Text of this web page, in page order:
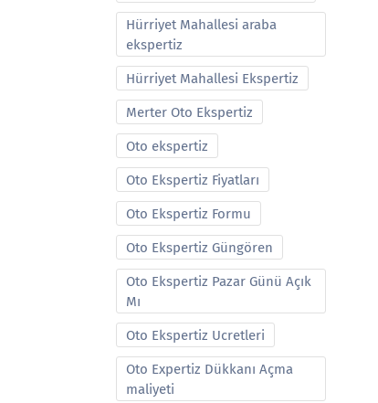
Hürriyet Mahallesi araba
ekspertiz
Hürriyet Mahallesi Ekspertiz
Merter Oto Ekspertiz
Oto ekspertiz
Oto Ekspertiz Fiyatları
Oto Ekspertiz Formu
Oto Ekspertiz Güngören
Oto Ekspertiz Pazar Günü Açık
Mı
Oto Ekspertiz Ucretleri
Oto Expertiz Dükkanı Açma
maliyeti